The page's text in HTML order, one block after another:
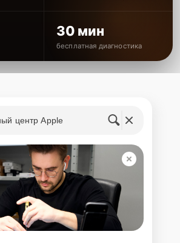
30 мин
бесплатная диагностика
центр Apple